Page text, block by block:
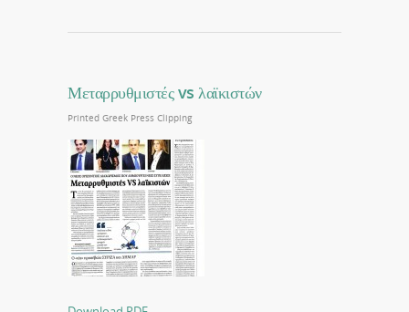
Μεταρρυθμιστές vs λαϊκιστών
Printed Greek Press Clipping